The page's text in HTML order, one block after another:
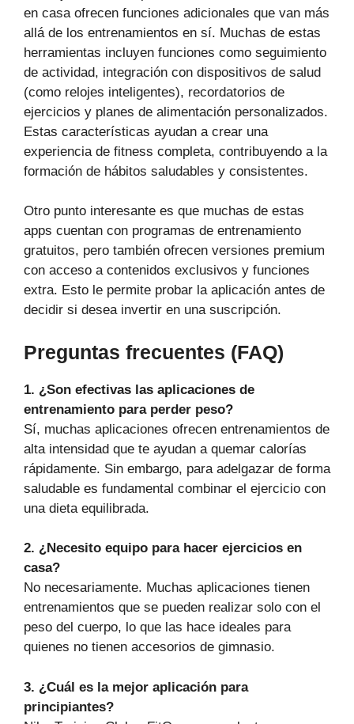
en casa ofrecen funciones adicionales que van más
allá de los entrenamientos en sí. Muchas de estas
herramientas incluyen funciones como seguimiento
de actividad, integración con dispositivos de salud
(como relojes inteligentes), recordatorios de
ejercicios y planes de alimentación personalizados.
Estas características ayudan a crear una
experiencia de fitness completa, contribuyendo a la
formación de hábitos saludables y consistentes.
Otro punto interesante es que muchas de estas
apps cuentan con programas de entrenamiento
gratuitos, pero también ofrecen versiones premium
con acceso a contenidos exclusivos y funciones
extra. Esto le permite probar la aplicación antes de
decidir si desea invertir en una suscripción.
Preguntas frecuentes (FAQ)
1. ¿Son efectivas las aplicaciones de
entrenamiento para perder peso?
Sí, muchas aplicaciones ofrecen entrenamientos de
alta intensidad que te ayudan a quemar calorías
rápidamente. Sin embargo, para adelgazar de forma
saludable es fundamental combinar el ejercicio con
una dieta equilibrada.
2. ¿Necesito equipo para hacer ejercicios en
casa?
No necesariamente. Muchas aplicaciones tienen
entrenamientos que se pueden realizar solo con el
peso del cuerpo, lo que las hace ideales para
quienes no tienen accesorios de gimnasio.
3. ¿Cuál es la mejor aplicación para
principiantes?